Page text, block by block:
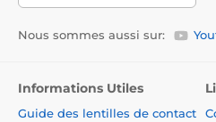
Nous sommes aussi sur:
Informations Utiles
Guide des lentilles de contact